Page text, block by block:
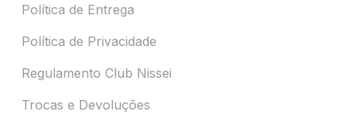
Política de Entrega
Política de Privacidade
Regulamento Club Nissei
Trocas e Devoluções